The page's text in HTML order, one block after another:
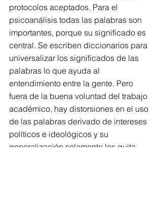
protocolos aceptados. Para el
psicoanálisis todas las palabras son
importantes, porque su significado es
central. Se escriben diccionarios para
universalizar los significados de las
palabras lo que ayuda al
entendimiento entre la gente. Pero
fuera de la buena voluntad del trabajo
académico, hay distorsiones en el uso
de las palabras derivado de intereses
políticos e ideológicos y su
generalización solamente les quita